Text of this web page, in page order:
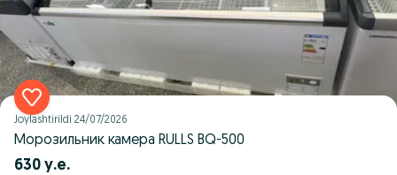
Joylashtirildi 24/07/2026
Морозильник камера RULLS BQ-500
630 у.е.